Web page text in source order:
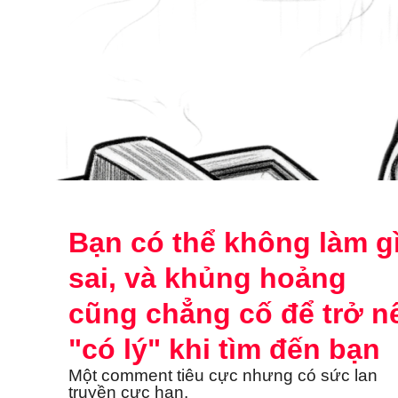
Bạn có thể không làm
sai, và khủng hoảng
cũng chẳng cố để trở
"có lý" khi tìm đến bạn
Một comment tiêu cực nhưng có sức lan
truyền cực hạn.